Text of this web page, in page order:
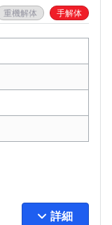
重機解体 手解体
詳細